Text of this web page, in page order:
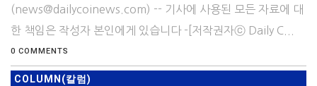
(news@dailycoinews.com) -- 기사에 사용된 모든 자료에 대
한 책임은 작성자 본인에게 있습니다 -[저작권자ⓒ Daily C...
0 COMMENTS
COLUMN(칼럼)